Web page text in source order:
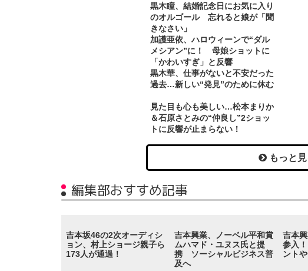
黒木瞳、結婚記念日にお気に入り
のオルゴール 忘れると娘が「聞
きなさい」
加護亜依、ハロウィーンで“ダル
メシアン”に！ 母娘ショットに
「かわいすぎ」と反響
黒木華、仕事がないと不安だった
過去…新しい“発見”のために休む
見た目も心も美しい…松本まりか
＆石原さとみの“仲良し”2ショッ
トに反響が止まらない！
もっと見
編集部おすすめ記事
吉本坂46の2次オーディシ
ョン、村上ショージ親子ら
173人が通過！
吉本興業、ノーベル平和賞
ムハマド・ユヌス氏と提
携 ソーシャルビジネス普
及へ
吉本
参入
ント